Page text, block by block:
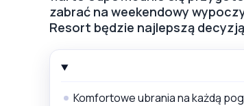
zabrać na weekendowy
Resort będzie najlepszą
Komfortowe ubrania na każdą